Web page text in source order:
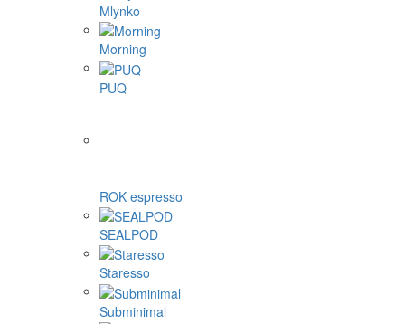
Mlynko
Morning
PUQ
ROK espresso
SEALPOD
Staresso
Subminimal